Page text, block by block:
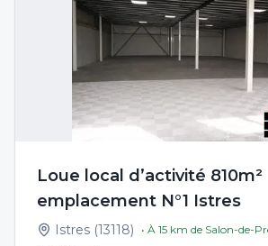
Loue local d’activité 810m²
emplacement N°1 Istres
Istres (13118) • À 15 km de Salon-de-